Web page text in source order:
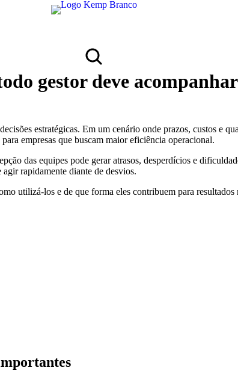
gestor deve acompanhar
estratégicas. Em um cenário onde prazos, custos e
empresas que buscam maior eficiência operacional.
das equipes pode gerar atrasos, desperdícios e
rapidamente diante de desvios.
utilizá-los e de que forma eles contribuem para